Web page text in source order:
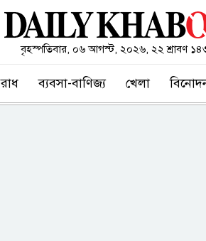
বৃহস্পতিবার, ০৬ আগস্ট, ২০২৬, ২২ শ্রাবণ
ব্যবসা-বাণিজ্য খেলা